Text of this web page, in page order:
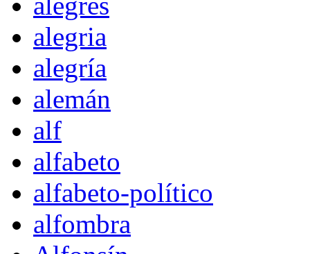
alegria
alegría
alemán
alf
alfabeto
alfabeto-político
alfombra